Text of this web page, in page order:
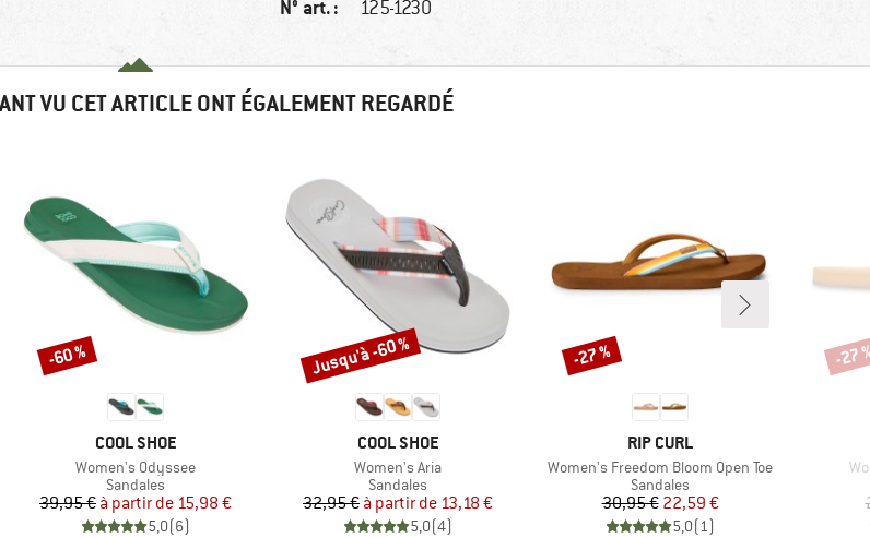
N° art. : 125-1230
VU CET ARTICLE ONT ÉGALEMENT REGARDÉ
MARQUE
COOL SHOE
Article
Women's Odyssee
Product group
Sandales
Prix
39,95 € Prix réduit
à partir de 15,98 €
5,0(6)
Remise
-60 %
MARQUE
COOL SHOE
Article
Women's Aria
Product group
Sandales
Prix
32,95 € Prix réduit
à partir de 13,18 €
5,0(4)
Remise
Jusqu'à -60 %
MARQUE
RIP CURL
Article
Women's Freedom Bloom Open Toe
Product group
Sandales
Prix
30,95 €Prix réduit
22,59 €
5,0(1)
Remise
-27 % -27